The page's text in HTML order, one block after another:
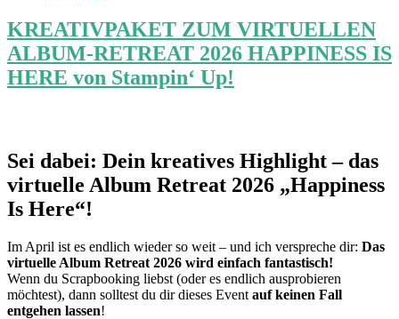
KREATIVPAKET ZUM VIRTUELLEN
ALBUM-RETREAT 2026 HAPPINESS IS
HERE von Stampin‘ Up!
Sei dabei: Dein kreatives Highlight – das
virtuelle Album Retreat 2026 „Happiness
Is Here“!
Im April ist es endlich wieder so weit – und ich verspreche dir: Das
virtuelle Album Retreat 2026 wird einfach fantastisch!
Wenn du Scrapbooking liebst (oder es endlich ausprobieren
möchtest), dann solltest du dir dieses Event auf keinen Fall
entgehen lassen!